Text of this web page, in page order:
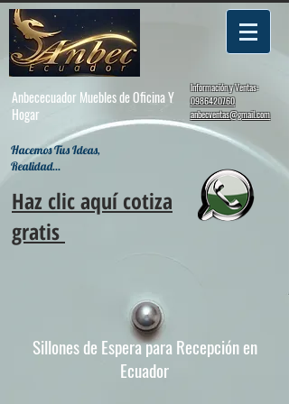
Anbececuador Muebles de Oficina Y
Hogar
Hacemos Tus Ideas,
Realidad...
Haz clic aquí cotiza
gratis
Información y Ventas:
0986420760
anbecventas@gmail.com
Sillones de Espera para Recepción en
Ecuador